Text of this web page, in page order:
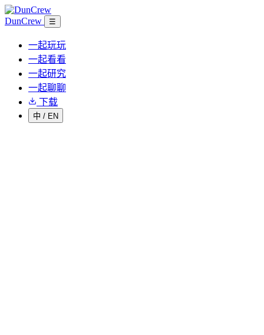
DunCrew ☰
一起玩玩
一起看看
一起研究
一起聊聊
下载
中 / EN